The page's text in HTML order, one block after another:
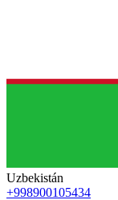
Uzbekistán
+998900105434